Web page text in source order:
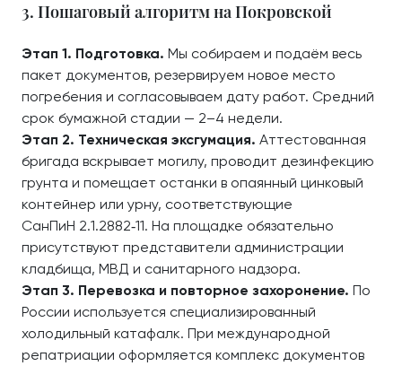
3. Пошаговый алгоритм на Покровской
Этап 1. Подготовка. Мы собираем и подаём весь
пакет документов, резервируем новое место
погребения и согласовываем дату работ. Средний
срок бумажной стадии — 2–4 недели.
Этап 2. Техническая эксгумация. Аттестованная
бригада вскрывает могилу, проводит дезинфекцию
грунта и помещает останки в опаянный цинковый
контейнер или урну, соответствующие
СанПиН 2.1.2882‑11. На площадке обязательно
присутствуют представители администрации
кладбища, МВД и санитарного надзора.
Этап 3. Перевозка и повторное захоронение. По
России используется специализированный
холодильный катафалк. При международной
репатриации оформляется комплекс документов